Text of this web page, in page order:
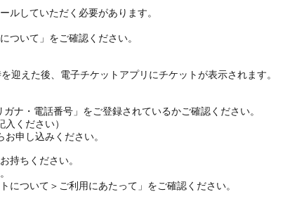
ルしていただく必要があります。
ついて」をご確認ください。
えた後、電子チケットアプリにチケットが表示されます。
ナ・電話番号」をご登録されているかご確認ください。
ください）
お申し込みください。
持ちください。
ついて＞ご利用にあたって」をご確認ください。